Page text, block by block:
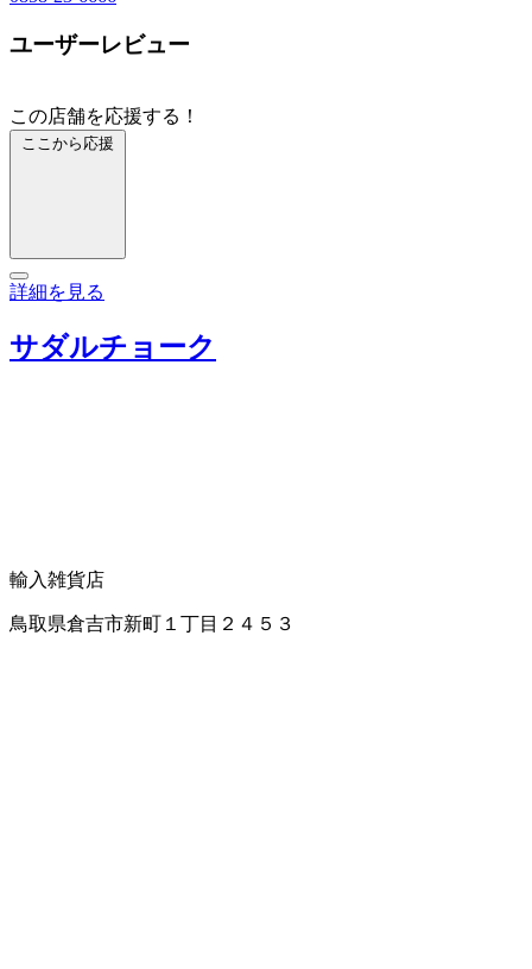
ユーザーレビュー
この店舗を応援する！
ここから応援
詳細を見る
サダルチョーク
輸入雑貨店
鳥取県倉吉市新町１丁目２４５３